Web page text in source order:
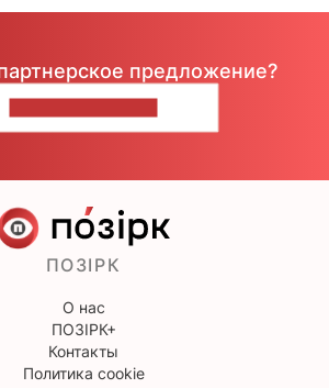
предложение?
ПОЗІРК
О нас
ПОЗІРК+
Контакты
Политика cookie